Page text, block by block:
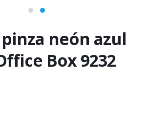
neón azul
Box 9232